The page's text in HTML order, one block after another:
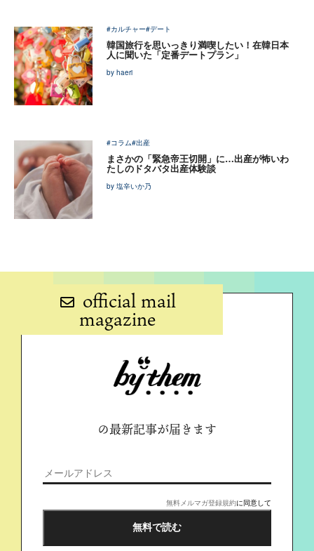
#カルチャー#デート
韓国旅行を思いっきり満喫したい！在韓日本
人に聞いた「定番デートプラン」
by haeri
#コラム#出産
まさかの「緊急帝王切開」に…出産が怖いわ
たしのドタバタ出産体験談
by 塩辛いか乃
official mail
magazine
の最新記事が届きます
無料メルマガ登録規約に同意して